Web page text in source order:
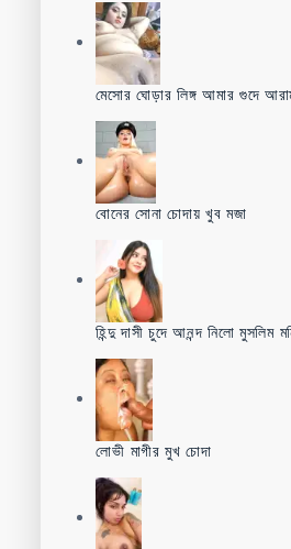
মেসোর ঘোড়ার লিঙ্গ আমার গুদে
বোনের সোনা চোদায় খুব মজা
হিন্দু দাসী চুদে আনন্দ নিলো মুসলিম
লোভী মাগীর মুখ চোদা